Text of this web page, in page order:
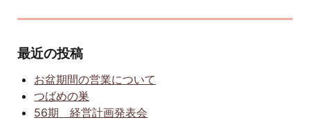
最近の投稿
お盆期間の営業について
つばめの巣
56期 経営計画発表会